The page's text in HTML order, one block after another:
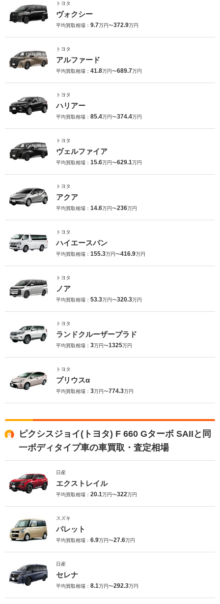
トヨタ
ヴォクシー
平均買取相場： 9.7万円〜372.9万円
トヨタ
アルファード
平均買取相場： 41.8万円〜689.7万円
トヨタ
ハリアー
平均買取相場： 85.4万円〜374.4万円
トヨタ
ヴェルファイア
平均買取相場： 15.6万円〜629.1万円
トヨタ
アクア
平均買取相場： 14.6万円〜236万円
トヨタ
ハイエースバン
平均買取相場： 155.3万円〜416.9万円
トヨタ
ノア
平均買取相場： 53.3万円〜320.3万円
トヨタ
ランドクルーザープラド
平均買取相場： 3万円〜1325万円
トヨタ
プリウスα
平均買取相場： 3万円〜774.3万円
ピクシスジョイ(トヨタ) F 660 Gターボ SAIIと同
一ボディタイプ車の車買取・査定相場
日産
エクストレイル
平均買取相場： 20.1万円〜322万円
スズキ
パレット
平均買取相場： 6.9万円〜27.6万円
日産
セレナ
平均買取相場： 8.1万円〜292.3万円